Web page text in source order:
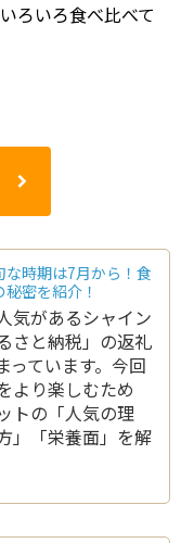
ろいろ食べ比べて
時期は7月から！食
密を紹介！
気があるシャイン
さと納税」の返礼
っています。今回
より楽しむため
トの「人気の理
」「栄養面」を解